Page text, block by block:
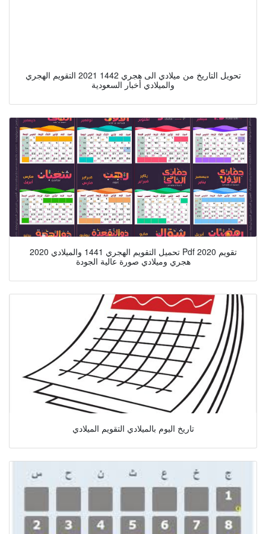
تحويل التاريخ من ميلادي الى هجري 1442 2021 التقويم الهجري
والميلادي أخبار السعودية
تحميل التقويم الهجري 1441 والميلادي 2020 Pdf تقويم 2020
هجري وميلادي صورة عالية الجودة
تاريخ اليوم بالميلادي التقويم الميلادي